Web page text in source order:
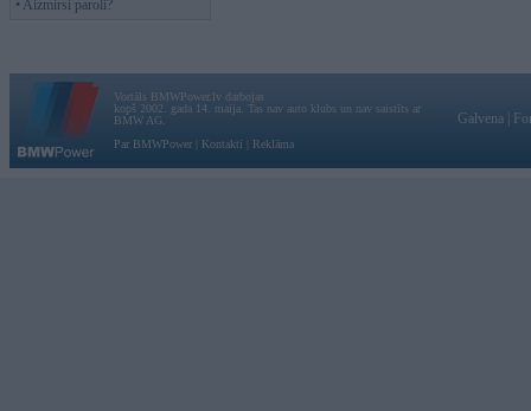
• Aizmirsi paroli?
Vortāls BMWPower.lv darbojas
kopš 2002. gada 14. maija. Tas nav auto klubs un nav saistīts ar
BMW AG.
Par BMWPower
Kontakti Reklāma
Galvena